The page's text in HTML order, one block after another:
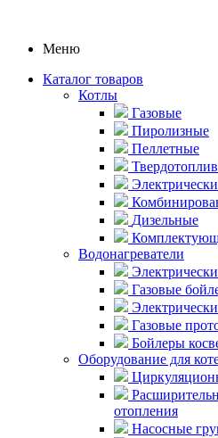
Меню
Каталог товаров
Котлы
Газовые
Пиролизные
Пеллетные
Дизельные
Водонагреватели
Газовые
Газовые
Бойлеры
Оборудование для
отопления
Насосные